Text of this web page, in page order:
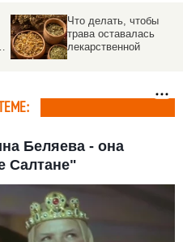
Что делать, чтобы
трава оставалась
лекарственной
Беляева - она
Салтане"